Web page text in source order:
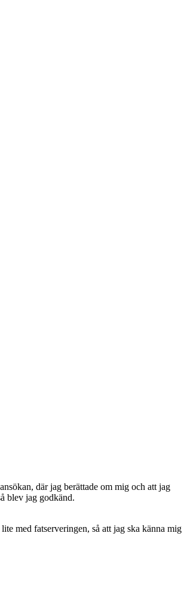
där jag berättade om mig och att jag
blev jag godkänd.
med fatserveringen, så att jag ska känna mig